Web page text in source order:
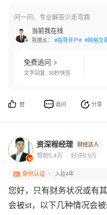
问一问，专业解答少走弯路
当前我在线
我擅长： #指导开户# #网格交
免费追问
文字回复· 30秒快答
赞 追问 分享
资深程经理 财经达人
帮助5.4万 好评8.9万
身份认证 入驻4年
您好，
只有财务状况或有
会被st，以下几种情况会被